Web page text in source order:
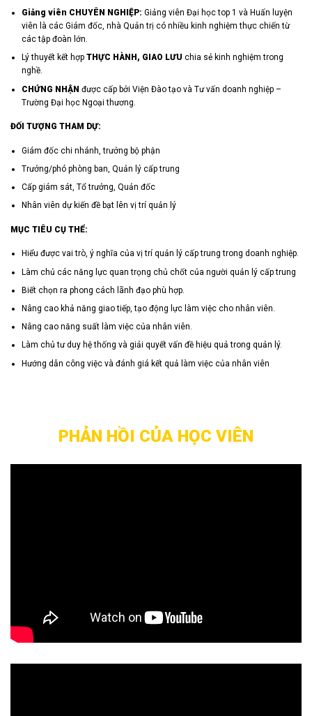
Giảng viên CHUYÊ N NGHIỆP: Giảng viên Đại học top 1 và Huấn luyện
viên là các Giám đốc, nhà Quản trị có nhiều kinh nghiệm thực chiến từ
các tập đoàn lớn.
Lý thuyết kết hợp THỰC HÀNH, GIAO LƯU chia sẻ kinh nghiệm trong
nghề.
CHỨNG NHẬN được cấp bởi Viện Đào tạo và Tư vấn doanh nghiệp –
Trường Đại học Ngoại thương.
ĐỐI TƯỢNG THAM DỰ:
Giám đốc chi nhánh, trưởng bộ phận
Trưởng/phó phòng ban, Quản lý cấp trung
Cấp giám sát, Tổ trưởng, Quản đốc
Nhân viên dự kiến đề bạt lên vị trí quản lý
MỤC TIÊU CỤ THỂ:
Hiểu được vai trò, ý nghĩa của vị trí quản lý cấp trung trong doanh nghiệp.
Làm chủ các năng lực quan trọng chủ chốt của người quản lý cấp trung
Biết chọn ra phong cách lãnh đạo phù hợp.
Nâng cao khả năng giao tiếp, tạo động lực làm việc cho nhân viên.
Nâng cao năng suất làm việc của nhân viên.
Làm chủ tư duy hệ thống và giải quyết vấn đề hiệu quả trong quản lý.
Hướng dẫn công việc và đánh giá kết quả làm việc của nhân viên
PHẢN HỒI CỦA HỌC VIÊN